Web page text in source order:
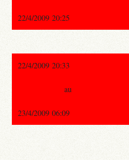
22/4/2009 20:25
22/4/2009 20:33
au
23/4/2009 06:09